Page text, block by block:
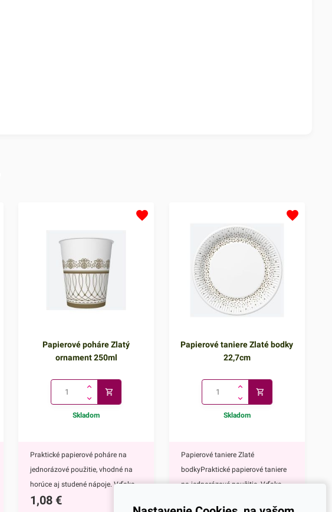
Papierové poháre Zlatý
ornament 250ml
Skladom
Praktické papierové poháre na
jednorázové použitie, vhodné na
horúce aj studené nápoje. Vďaka
ich elegantnému zlatému
1,08 €
Papierové taniere Zlaté bodky
22,7cm
Skladom
Papierové taniere Zlaté
bodkyPraktické papierové taniere
na jednorázové použitie. Vďaka